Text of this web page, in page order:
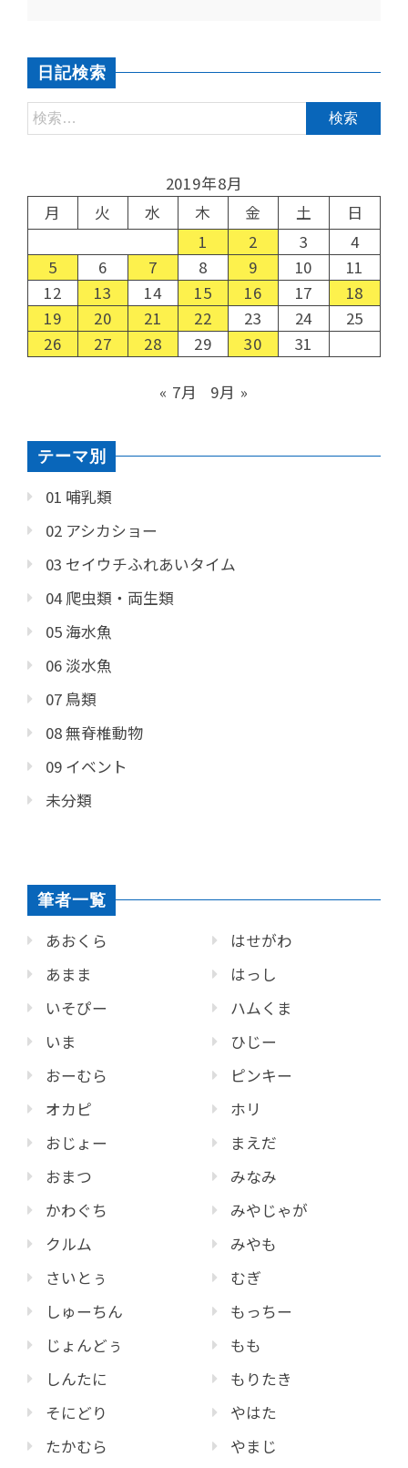
日記検索
2019年8月
月
火 水 木 金 土
日
1
2 3
4
5
6 7 8 9 10
11
12
13 14 15 16 17
18
19
20 21 22 23 24
25
26
27 28 29 30 31
« 7月 9月 »
テーマ別
01 哺乳類
02 アシカショー
03 セイウチふれあいタイム
04 爬虫類・両生類
05 海水魚
06 淡水魚
07 鳥類
08 無脊椎動物
09 イベント
未分類
筆者一覧
あおくら
あまま
いそぴー
いま
おーむら
オカピ
おじょー
おまつ
かわぐち
クルム
さいとぅ
しゅーちん
じょんどぅ
しんたに
そにどり
たかむら
はせがわ
はっし
ハムくま
ひじー
ピンキー
ホリ
まえだ
みなみ
みやじゃが
みやも
むぎ
もっちー
もも
もりたき
やはた
やまじ